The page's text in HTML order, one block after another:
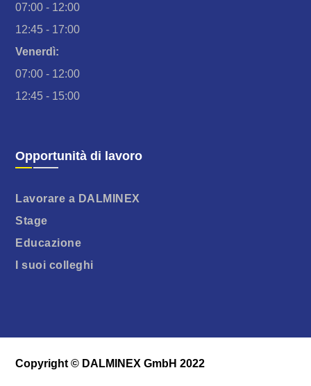
07:00 - 12:00
12:45 - 17:00
Venerdì:
07:00 - 12:00
12:45 - 15:00
Opportunità di lavoro
Lavorare a DALMINEX
Stage
Educazione
I suoi colleghi
Copyright © DALMINEX GmbH 2022